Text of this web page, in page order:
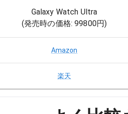
Galaxy Watch Ultra
(発売時の価格:99800円)
Amazon
楽天